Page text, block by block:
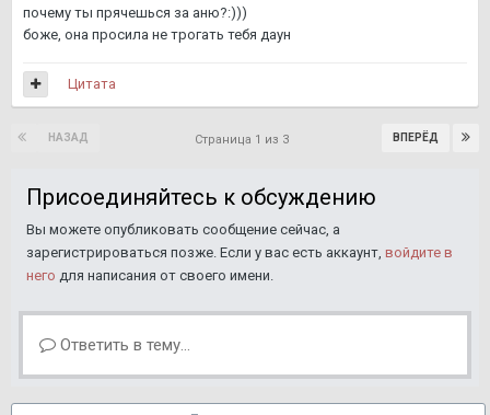
почему ты прячешься за аню?:)))
боже, она просила не трогать тебя даун
Цитата
НАЗАД ВПЕРЁД
Страница 1 из 3
Присоединяйтесь к обсуждению
Вы можете опубликовать сообщение сейчас, а
зарегистрироваться позже. Если у вас есть аккаунт, войдите в
него для написания от своего имени.
Ответить в тему...